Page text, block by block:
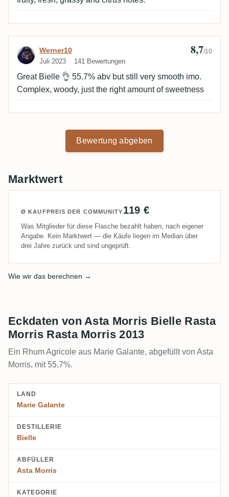
Bewertung von Werner10
Werner10
Juli 2023 141 Bewertungen
8,7/10
Great Bielle 👌 55.7% abv but still very smooth imo.
Complex, woody, just the right amount of sweetness
Bewertung abgeben
Marktwert
Ø KAUFPREIS DER COMMUNITY 119 €
Was Mitglieder für diese Flasche bezahlt haben, nach eigener
Angabe. Kein Marktwert — die Käufe liegen im Median über
drei Jahre zurück und sind ungeprüft.
Wie wir das berechnen →
Eckdaten von Asta Morris Bielle Rasta
Morris Rasta Morris 2013
Ein Rhum Agricole aus Marie Galante, abgefüllt von Asta
Morris, mit 55,7%.
LAND
Marie Galante
DESTILLERIE
Bielle
ABFÜLLER
Asta Morris
KATEGORIE